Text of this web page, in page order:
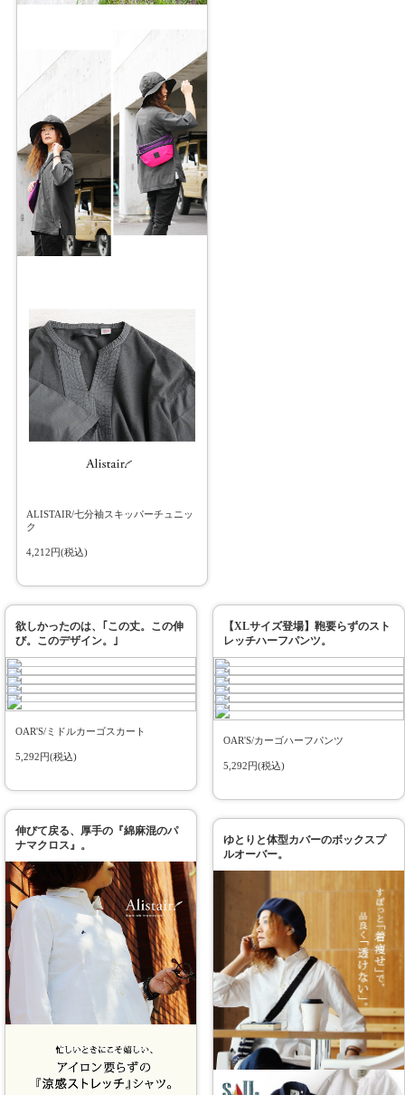
ALISTAIR/七分袖スキッパーチュニッ
ク
4,212円(税込)
欲しかったのは、｢この丈。この伸
び。このデザイン。｣
OAR'S/ミドルカーゴスカート
5,292円(税込)
【XLサイズ登場】鞄要らずのスト
レッチハーフパンツ。
OAR'S/カーゴハーフパンツ
5,292円(税込)
伸びて戻る、厚手の『綿麻混のパ
ナマクロス』。
ゆとりと体型カバーのボックスプ
ルオーバー。